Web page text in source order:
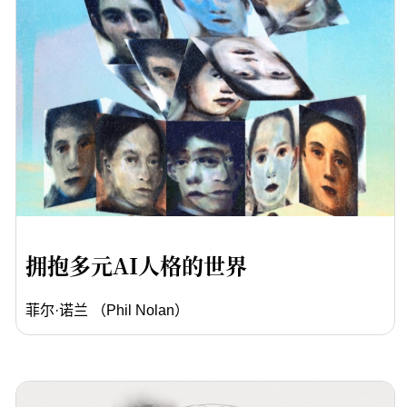
拥抱多元AI人格的世界
菲尔·诺兰 （Phil Nolan）